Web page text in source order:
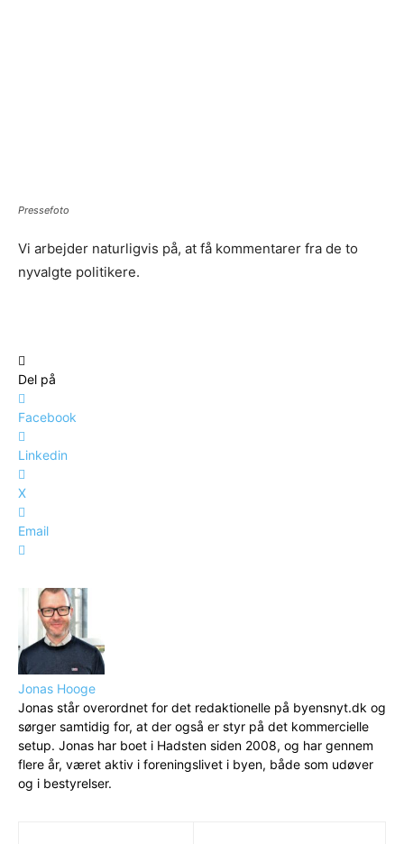
Pressefoto
Vi arbejder naturligvis på, at få kommentarer fra de to
nyvalgte politikere.
Del på
Facebook
Linkedin
X
Email
Jonas Hooge
Jonas står overordnet for det redaktionelle på byensnyt.dk og
sørger samtidig for, at der også er styr på det kommercielle
setup. Jonas har boet i Hadsten siden 2008, og har gennem
flere år, været aktiv i foreningslivet i byen, både som udøver
og i bestyrelser.